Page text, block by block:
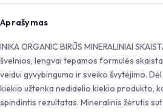
Aprašymas
INIKA ORGANIC BIRŪS MINERALINIAI
švelnios, lengvai tepamos formulės
veidui gyvybingumo ir sveiko švytėjimo.
kiekio užtenka nedidelio kiekio produkto,
spindintis rezultatas. Mineralinis žėrutis